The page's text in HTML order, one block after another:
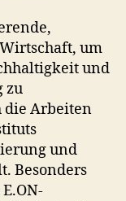
um
und
zu
die Arbeiten
und
Besonders